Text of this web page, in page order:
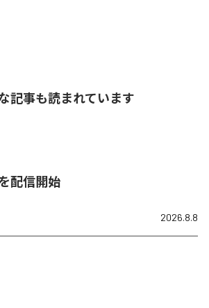
記事も読まれています
配信開始
2026.8.8